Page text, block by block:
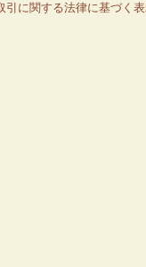
引に関する法律に基づく